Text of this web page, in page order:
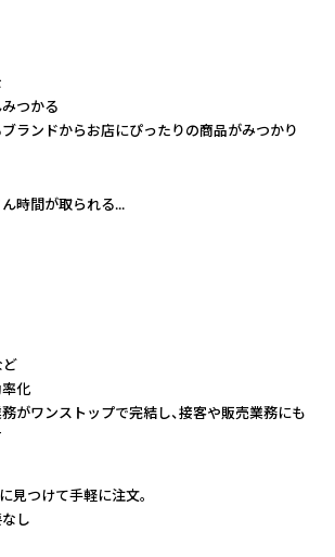
つかる
ランドからお店にぴったりの商品がみつかり
時間が取られる...
ど
化
がワンストップで完結し、接客や販売業務にも
見つけて手軽に注文。
し